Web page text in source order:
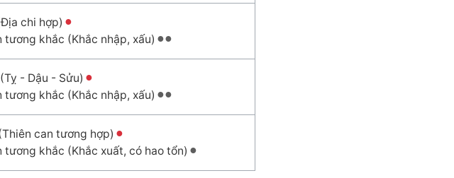
chi hợp)
tương khắc (Khắc nhập, xấu)
- Dậu - Sửu)
tương khắc (Khắc nhập, xấu)
can tương hợp)
tương khắc (Khắc xuất, có hao tổn)